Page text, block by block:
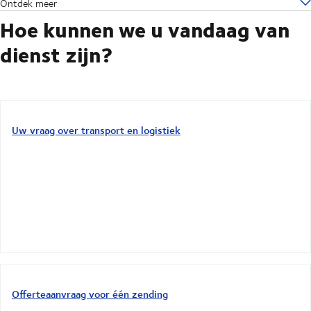
Ontdek meer
Hoe kunnen we u vandaag van
dienst zijn?
Uw vraag over transport en logistiek
Offerteaanvraag voor één zending